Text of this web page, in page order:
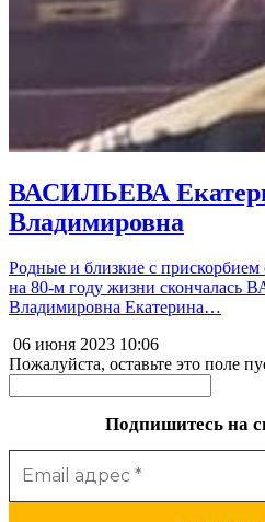
ВАСИЛЬЕВА
Владимировна
Родные и близкие с
на 80-м году жизни скончалась
Владимировна Екатерина…
06 июня 2023 10:06
Пожалуйста, оставьте это поле
Подпишитесь на